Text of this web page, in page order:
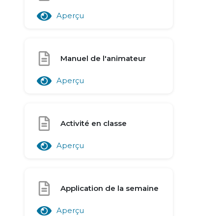
Aperçu
Manuel de l'animateur
Aperçu
Activité en classe
Aperçu
Application de la semaine
Aperçu